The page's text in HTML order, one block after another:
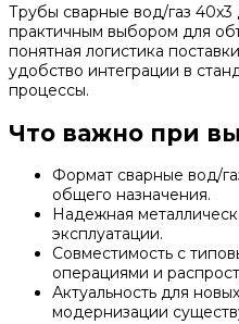
Трубы сварные вод/газ
практичным выбором для
понятная логистика
удобство интеграции в
процессы.
Что важно при
Формат сварные вод/
общего назначения.
Надежная
эксплуатации.
Совместимость с
операциями и
Актуальность для
модернизации